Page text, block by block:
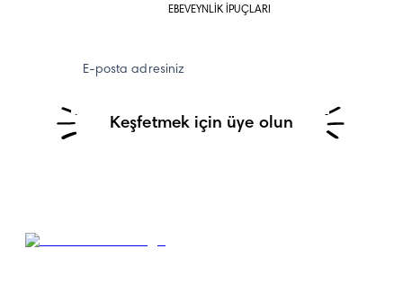
EBEVEYNLİK İPUÇLARI
E-posta adresiniz
Keşfetmek için üye olun